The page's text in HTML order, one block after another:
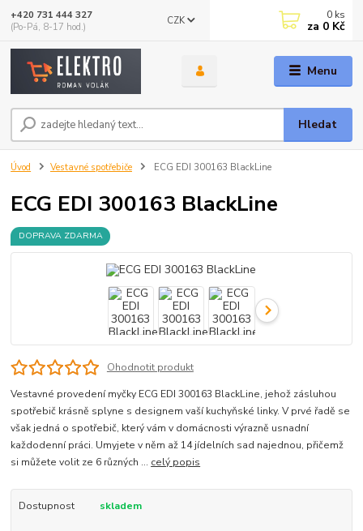
Menu
CZK
Hledat
+420 731 444 327
(Po-Pá, 8-17 hod.)
0 ks
za 0 Kč
Úvod Vestavné spotřebiče ECG EDI 300163 BlackLine
ECG EDI 300163 BlackLine
DOPRAVA ZDARMA
Ohodnotit produkt
Vestavné provedení myčky ECG EDI 300163 BlackLine, jehož zásluhou
spotřebič krásně splyne s designem vaší kuchyňské linky. V prvé řadě se
však jedná o spotřebič, který vám v domácnosti výrazně usnadní
každodenní práci. Umyjete v něm až 14 jídelních sad najednou, přičemž
si můžete volit ze 6 různých ... celý popis
Dostupnost skladem